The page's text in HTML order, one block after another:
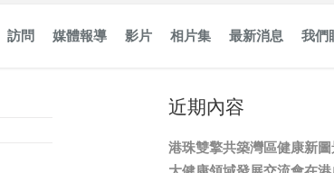
訪問 媒體報導 影片 相片集 最新消息 我們
近期內容
港珠雙擎共築灣區健康新